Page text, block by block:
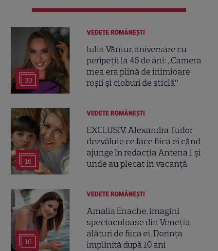
30
VEDETE ROMÂNEŞTI
Iulia Vântur, aniversare cu
peripeții la 46 de ani: „Camera
mea era plină de inimioare
roșii și cioburi de sticlă”
16
VEDETE ROMÂNEŞTI
EXCLUSIV. Alexandra Tudor
dezvăluie ce face fiica ei când
ajunge în redacția Antena 1 și
unde au plecat în vacanță
10
VEDETE ROMÂNEŞTI
Amalia Enache, imagini
spectaculoase din Veneția
alături de fiica ei. Dorința
împlinită după 10 ani